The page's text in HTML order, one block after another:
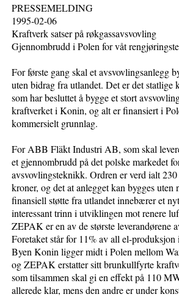
PRESSEMELDING
1995-02-06
Kraftverk satser på røkgassavsvovling
Gjennombrudd i Polen for våt
For første gang skal et avsvovlingsanlegg
uten bidrag fra utlandet. Det er det
som har besluttet å bygge et stort
kraftverket i Konin, og alt er finansiert i
kommersielt grunnlag.
For ABB Fläkt Industri AB, som skal
et gjennombrudd på det polske markedet
avsvovlingsteknikk. Ordren er verd ialt
kroner, og det at anlegget kan bygges uten
finansiell støtte fra utlandet innebærer et
interessant trinn i utviklingen mot renere
ZEPAK er en av de største leverandørene
Foretaket står for 11% av all el-produksjon
Byen Konin ligger midt i Polen mellom
og ZEPAK erstatter sitt brunkullfyrte
som tilsammen skal gi en effekt på 110
allerede klar, mens den andre er under